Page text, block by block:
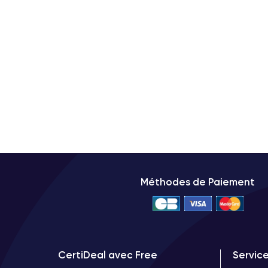
Méthodes de Paiement
CertiDeal avec Free